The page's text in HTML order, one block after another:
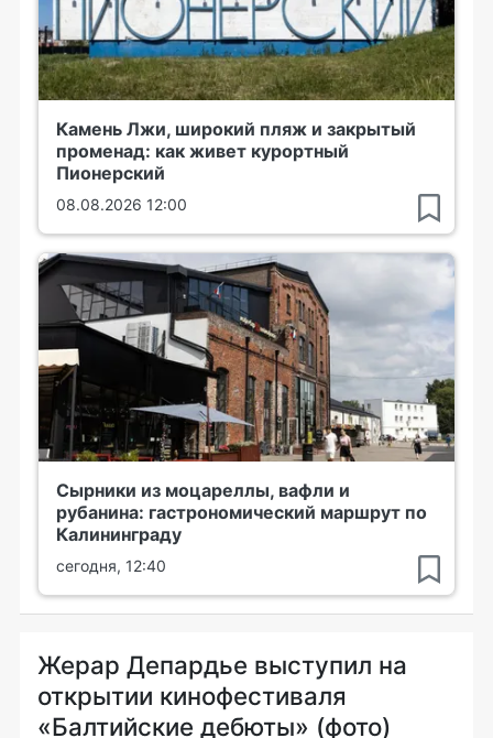
Камень Лжи, широкий пляж и закрытый
променад: как живет курортный
Пионерский
08.08.2026 12:00
Сырники из моцареллы, вафли и
рубанина: гастрономический маршрут по
Калининграду
сегодня, 12:40
Жерар Депардье выступил на
открытии кинофестиваля
«Балтийские дебюты» (фото)